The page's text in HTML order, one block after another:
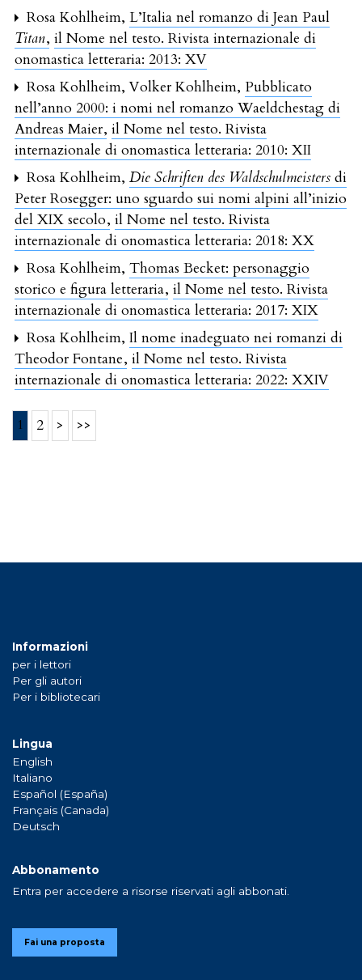
Rosa Kohlheim, L’Italia nel romanzo di Jean Paul
Titan, il Nome nel testo. Rivista internazionale di
onomastica letteraria: 2013: XV
Rosa Kohlheim, Volker Kohlheim, Pubblicato
nell’anno 2000: i nomi nel romanzo Waeldchestag di
Andreas Maier, il Nome nel testo. Rivista
internazionale di onomastica letteraria: 2010: XII
Rosa Kohlheim, Die Schriften des Waldschulmeisters di
Peter Rosegger: uno sguardo sui nomi alpini all’inizio
del XIX secolo, il Nome nel testo. Rivista
internazionale di onomastica letteraria: 2018: XX
Rosa Kohlheim, Thomas Becket: personaggio
storico e figura letteraria, il Nome nel testo. Rivista
internazionale di onomastica letteraria: 2017: XIX
Rosa Kohlheim, Il nome inadeguato nei romanzi di
Theodor Fontane, il Nome nel testo. Rivista
internazionale di onomastica letteraria: 2022: XXIV
1 2 > >>
Informazioni
per i lettori
Per gli autori
Per i bibliotecari
Lingua
English
Italiano
Español (España)
Français (Canada)
Deutsch
Abbonamento
Entra per accedere a risorse riservati agli abbonati.
Fai una proposta